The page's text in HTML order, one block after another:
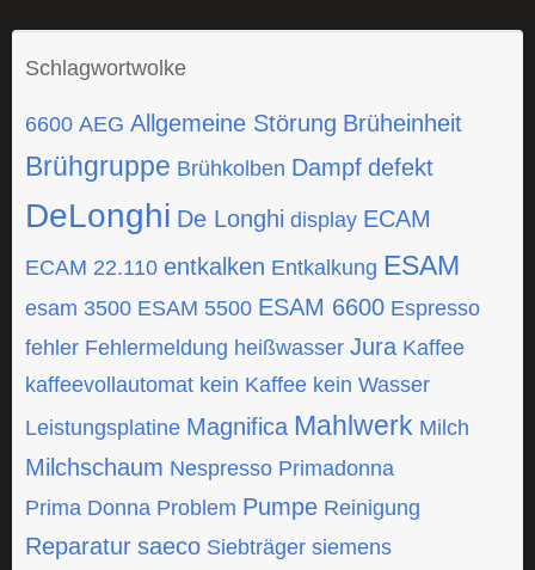
Schlagwortwolke
6600 AEG Allgemeine Störung Brüheinheit
Brühgruppe Brühkolben Dampf defekt
DeLonghi De Longhi display ECAM
ECAM 22.110 entkalken Entkalkung ESAM
esam 3500 ESAM 5500 ESAM 6600 Espresso
fehler Fehlermeldung heißwasser Jura Kaffee
kaffeevollautomat kein Kaffee kein Wasser
Leistungsplatine Magnifica Mahlwerk Milch
Milchschaum Nespresso Primadonna
Prima Donna Problem Pumpe Reinigung
Reparatur saeco Siebträger siemens